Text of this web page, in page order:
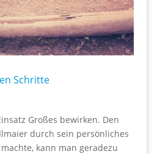
Schritte
Großes bewirken. Den
durch sein persönliches
kann man geradezu